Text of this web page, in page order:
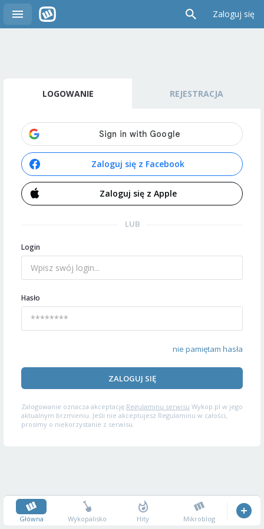
Zaloguj się
LOGOWANIE REJESTRACJA
Zaloguj się z Facebook
Zaloguj się z Apple
LUB
Login
Hasło
nie pamiętam hasła
ZALOGUJ SIĘ
Zalogowanie oznacza akceptację Regulaminu serwisu Wykop.pl w jego
aktualnym brzmieniu. Jeśli nie akceptujesz Regulaminu w całości,
prosimy o niekorzystanie z serwisu.
Główna Wykopalisko Hity Mikroblog